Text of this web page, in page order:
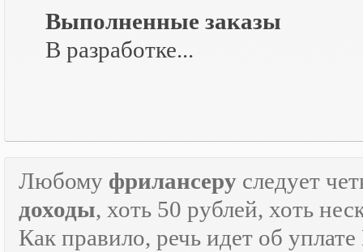
Выполненные заказы
В разработке...
Любому фрилансеру следует
доходы, хоть 50 рублей, хоть
Как правило, речь идет об